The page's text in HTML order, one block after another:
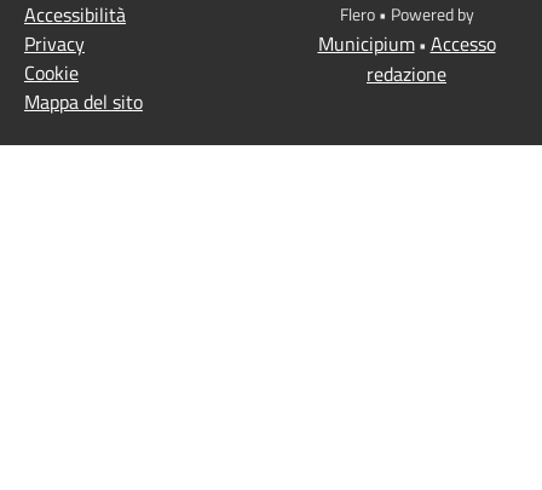
Accessibilità
Privacy
Cookie
Mappa del sito
Flero • Powered by
Municipium• Accesso
redazione